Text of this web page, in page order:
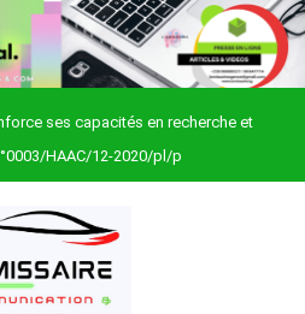
ses capacités en recherche et
biotechnologie
HAAC/12-2020/pl/p